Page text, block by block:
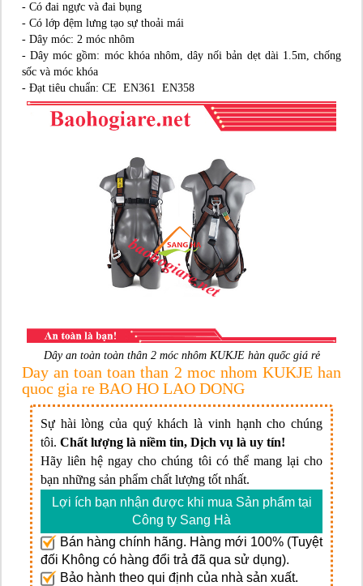
- Có đai ngực và đai bụng
- Có lớp đệm lưng tạo sự thoải mái
- Dây móc: 2 móc nhôm
- Dây móc gồm: móc khóa nhôm, dây nối bản dẹt dài 1.5m, chống
sốc và móc khóa
- Đạt tiêu chuẩn: CE EN361 EN358
Dây an toàn toàn thân 2 móc nhôm KUKJE hàn quốc giá rẻ
Day an toan toan than 2 moc nhom KUKJE han
quoc gia re BAO HO LAO DONG
Sự hài lòng của quý khách là vinh hạnh cho chúng
tôi. Chất lượng là niềm tin, Dịch vụ là uy tín!
Hãy liên hệ ngay cho chúng tôi có thể mang lại cho
bạn những sản phẩm chất lượng tốt nhất.
Lợi ích bạn nhận được khi mua Sản phẩm tại
Công ty Sang Hà
Bán hàng chính hãng. Hàng mới 100% (Tuyệt
đối Không có hàng đổi trả đã qua sử dụng).
Bảo hành theo qui định của nhà sản xuất.